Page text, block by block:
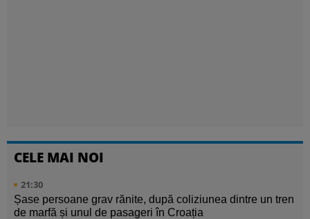
CELE MAI NOI
21:30
Șase persoane grav rănite, după coliziunea dintre un tren
de marfă și unul de pasageri în Croația